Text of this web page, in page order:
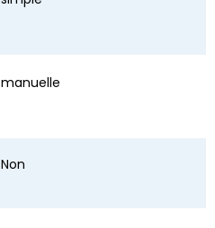
manuelle
Non